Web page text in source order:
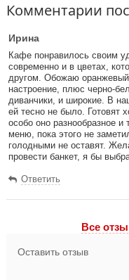
Комментарии
Ирина
Кафе понравилось своим
современно и в цветах,
другом. Обожаю
настроение, плюс черно-
диванчики, и широкие. В
ей тесно не было. Готовят
особо оно разнообразное и
меню, пока этого не
голодными не оставят.
провести банкет, я бы
Ответить
Все
Оставить отзыв